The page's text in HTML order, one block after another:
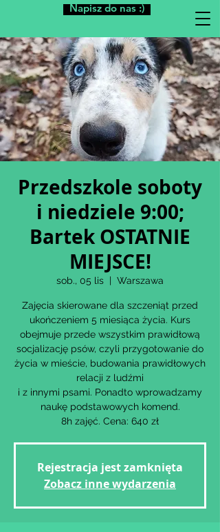
Napisz do nas :)
Przedszkole soboty
i niedziele 9:00;
Bartek OSTATNIE
MIEJSCE!
sob., 05 lis
  |
Warszawa
Zajęcia skierowane dla szczeniąt przed
ukończeniem 5 miesiąca życia. Kurs
obejmuje przede wszystkim prawidłową
socjalizację psów, czyli przygotowanie do
życia w mieście, budowania prawidłowych
relacji z ludźmi
i z innymi psami. Ponadto wprowadzamy
naukę podstawowych komend.
8h zajęć. Cena: 640 zł
Rejestracja jest zamknięta
Zobacz inne wydarzenia